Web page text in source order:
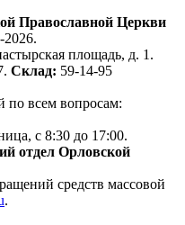
Православной Церкви
2026.
площадь, д. 1.
Склад: 59-14-95
по всем вопросам:
с 8:30 до 17:00.
отдел Орловской
средств массовой
.